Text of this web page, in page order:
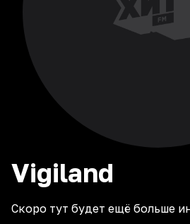
Vigiland
Скоро тут будет ещё больше